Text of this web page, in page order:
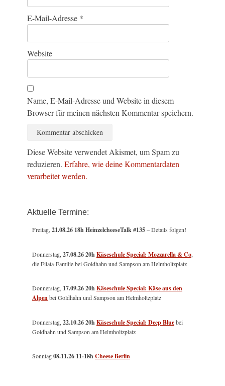
E-Mail-Adresse *
Website
Name, E-Mail-Adresse und Website in diesem
Browser für meinen nächsten Kommentar speichern.
Diese Website verwendet Akismet, um Spam zu
reduzieren. Erfahre, wie deine Kommentardaten
verarbeitet werden.
Aktuelle Termine:
Freitag,21.08.26 18h HeinzelcheeseTalk #135– Details folgen!
Donnerstag,27.08.26 20hKäseschule Special: Mozzarella & Co,
die Filata-Familie bei Goldhahn und Sampson am Helmholtzplatz
Donnerstag, 17.09.26 20hKäseschule Special: Käse aus den
Alpenbei Goldhahn und Sampson am Helmholtzplatz
Donnerstag,22.10.26 20hKäseschule Special: Deep Bluebei
Goldhahn und Sampson am Helmholtzplatz
Sonntag08.11.26 11-18hCheese Berlin